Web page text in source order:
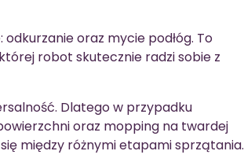
odkurzanie oraz mycie podłóg. To
robot skutecznie radzi sobie z
Dlatego w przypadku
oraz mopping na twardej
między różnymi etapami sprzątania.